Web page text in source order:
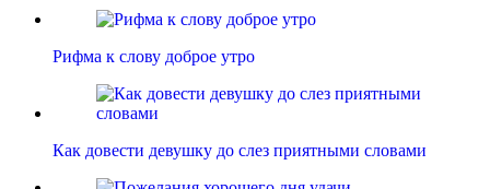
Рифма к слову доброе утро
Как довести девушку до слез приятными словами